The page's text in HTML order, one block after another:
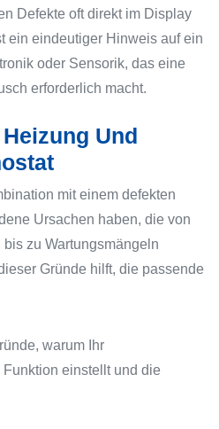
Defekte oft direkt im Display
ein eindeutiger Hinweis auf ein
oder Sensorik, das eine
erforderlich macht.
Und
mit einem defekten
Ursachen haben, die von
zu Wartungsmängeln
Gründe hilft, die passende
warum Ihr
einstellt und die